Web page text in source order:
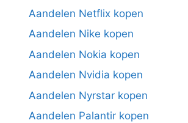
Aandelen Netflix kopen
Aandelen Nike kopen
Aandelen Nokia kopen
Aandelen Nvidia kopen
Aandelen Nyrstar kopen
Aandelen Palantir kopen